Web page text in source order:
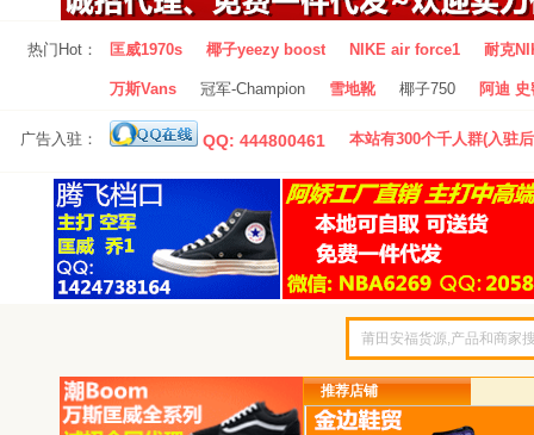
热门Hot： 匡威1970s 椰子yeezy boost NIKE air force1 耐克
万斯Vans 冠军-Champion 雪地靴 椰子750 阿迪
广告入驻： QQ: 444800461 本站有300个千人群(入驻
推荐店铺